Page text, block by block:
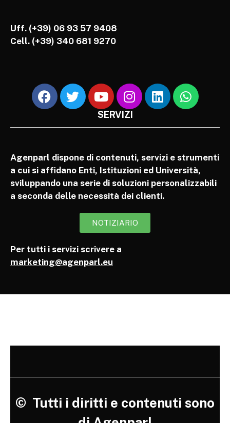
Uff. (+39) 06 93 57 9408
Cell. (+39) 340 681 9270
SERVIZI
Agenparl dispone di contenuti, servizi e strumenti
a cui si affidano Enti, Istituzioni ed Università,
sviluppando una serie di soluzioni personalizzabili
a seconda delle necessità dei clienti.
NOTIZIARIO
Per tutti i servizi scrivere a
marketing@agenparl.eu
© Tutti i diritti e contenuti sono